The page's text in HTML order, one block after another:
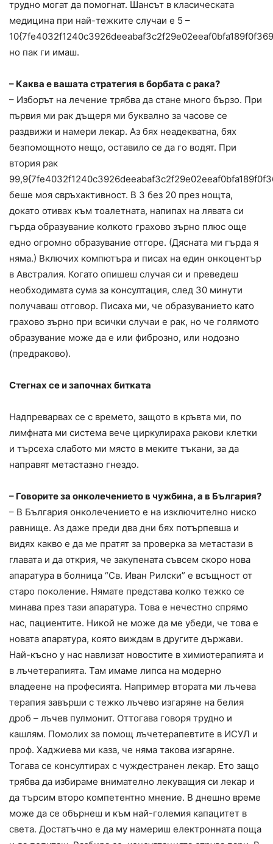
трудно могат да помогнат. Шансът в класическата
медицина при най-тежките случаи е 5 –
но пак ги имаш.
– Каква е вашата стратегия в борбата с рака?
– Изборът на лечение трябва да стане много бързо. При
първия ми рак дъщеря ми буквално за часове се
раздвижи и намери лекар. Аз бях неадекватна, бях
безпомощното нещо, оставило се да го водят. При
втория рак
беше моя свръхактивност. В 3 без 20 през нощта,
докато отивах към тоалетната, напипах на лявата си
гърда образувание колкото грахово зърно плюс още
едно огромно образувание отгоре. (Дясната ми гърда я
няма.) Включих компютъра и писах на един онкоцентър
в Австралия. Когато опишеш случая си и преведеш
необходимата сума за консултация, след 30 минути
получаваш отговор. Писаха ми, че образуванието като
грахово зърно при всички случаи е рак, но че голямото
образувание може да е или фиброзно, или нодозно
(предраково).
Стегнах се и започнах битката
Надпреварвах се с времето, защото в кръвта ми, по
лимфната ми система вече циркулираха ракови клетки
и търсеха слабото ми място в меките тъкани, за да
направят метастазно гнездо.
– Говорите за онколечението в чужбина, а в България?
– В България онколечението е на изключително ниско
равнище. Аз даже преди два дни бях потърпевша и
видях какво е да ме пратят за проверка за метастази в
главата и да открия, че закупената съвсем скоро нова
апаратура в болница “Св. Иван Рилски” е всъщност от
старо поколение. Нямате представа колко тежко се
минава през тази апаратура. Това е нечестно спрямо
нас, пациентите. Никой не може да ме убеди, че това е
новата апаратура, която виждам в другите държави.
Най-късно у нас навлизат новостите в химиотерапията и
в лъчетерапията. Там имаме липса на модерно
владеене на професията. Например втората ми лъчева
терапия завърши с тежко лъчево изгаряне на белия
дроб – лъчев пулмонит. Оттогава говоря трудно и
кашлям. Помолих за помощ лъчетерапевтите в ИСУЛ и
проф. Хаджиева ми каза, че няма такова изгаряне.
Тогава се консултирах с чуждестранен лекар. Ето защо
трябва да избираме внимателно лекуващия си лекар и
да търсим второ компетентно мнение. В днешно време
може да се обърнеш и към най-големия капацитет в
света. Достатъчно е да му намериш електронната поща